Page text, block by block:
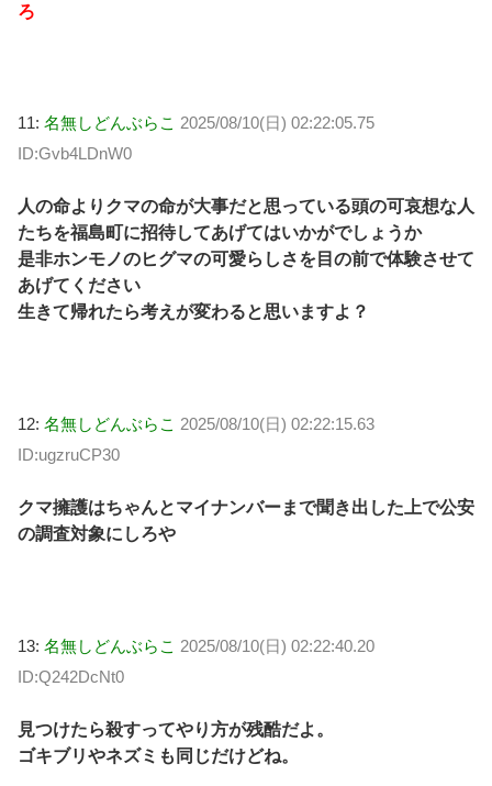
ろ
11: 名無しどんぶらこ 2025/08/10(日) 02:22:05.75
ID:Gvb4LDnW0
人の命よりクマの命が大事だと思っている頭の可哀想な人
たちを福島町に招待してあげてはいかがでしょうか
是非ホンモノのヒグマの可愛らしさを目の前で体験させて
あげてください
生きて帰れたら考えが変わると思いますよ？
12: 名無しどんぶらこ 2025/08/10(日) 02:22:15.63
ID:ugzruCP30
クマ擁護はちゃんとマイナンバーまで聞き出した上で公安
の調査対象にしろや
13: 名無しどんぶらこ 2025/08/10(日) 02:22:40.20
ID:Q242DcNt0
見つけたら殺すってやり方が残酷だよ。
ゴキブリやネズミも同じだけどね。